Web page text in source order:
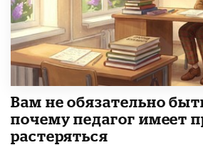
​Вам не обязательно
почему педагог имеет
растеряться